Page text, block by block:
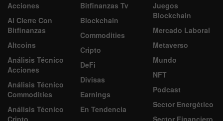
Acciones
Al Cierre Con
Bitfinanzas
Altcoins
Análisis Técnico
Acciones
Análisis Técnico
Commodities
Análisis Técnico
Bitfinanzas Tv
Blockchain
Commodities
Cripto
DeFi
Divisas
Earnings
En Tendencia
Juegos
Blockchain
Mercado Laboral
Metaverso
Mundo
NFT
Podcast
Sector Energético